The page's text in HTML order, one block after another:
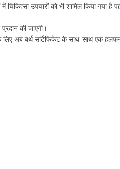
उपचारों को भी शामिल किया गया
की जाएगी।
अब बर्थ सर्टिफिकेट के साथ-साथ एक